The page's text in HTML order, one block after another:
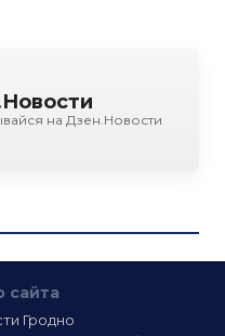
на Дзен.Новости
сайта
Гродно